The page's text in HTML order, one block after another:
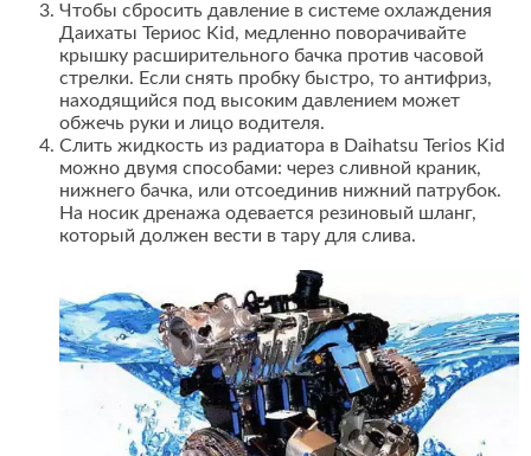
Чтобы сбросить давление в системе охлаждения
Даихаты Териос Kid, медленно поворачивайте
крышку расширительного бачка против часовой
стрелки. Если снять пробку быстро, то антифриз,
находящийся под высоким давлением может
обжечь руки и лицо водителя.
Слить жидкость из радиатора в Daihatsu Terios Kid
можно двумя способами: через сливной краник,
нижнего бачка, или отсоединив нижний патрубок.
На носик дренажа одевается резиновый шланг,
который должен вести в тару для слива.